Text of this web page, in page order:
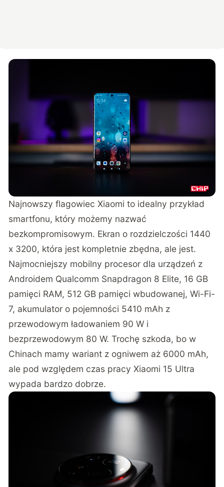
Najnowszy flagowiec Xiaomi to idealny przykład
smartfonu, który możemy nazwać
bezkompromisowym. Ekran o rozdzielczości 1440
x 3200, która jest kompletnie zbędna, ale jest.
Najmocniejszy mobilny procesor dla urządzeń z
Androidem Qualcomm Snapdragon 8 Elite, 16 GB
pamięci RAM, 512 GB pamięci wbudowanej, Wi-Fi-
7, akumulator o pojemności 5410 mAh z
przewodowym ładowaniem 90 W i
bezprzewodowym 80 W. Trochę szkoda, bo w
Chinach mamy wariant z ogniwem aż 6000 mAh,
ale pod względem czas pracy Xiaomi 15 Ultra
wypada bardzo dobrze.